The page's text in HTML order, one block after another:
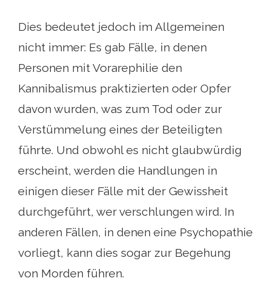
Dies bedeutet jedoch im Allgemeinen
nicht immer: Es gab Fälle, in denen
Personen mit Vorarephilie den
Kannibalismus praktizierten oder Opfer
davon wurden, was zum Tod oder zur
Verstümmelung eines der Beteiligten
führte. Und obwohl es nicht glaubwürdig
erscheint, werden die Handlungen in
einigen dieser Fälle mit der Gewissheit
durchgeführt, wer verschlungen wird. In
anderen Fällen, in denen eine Psychopathie
vorliegt, kann dies sogar zur Begehung
von Morden führen.